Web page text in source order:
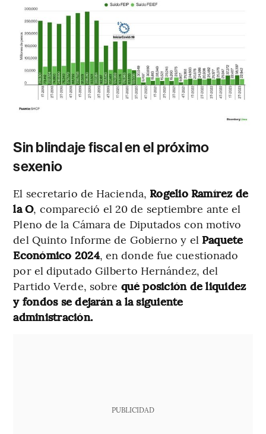
Sin blindaje fiscal en el próximo
sexenio
El secretario de Hacienda, Rogelio Ramírez de
la O, compareció el 20 de septiembre ante el
Pleno de la Cámara de Diputados con motivo
del Quinto Informe de Gobierno y el Paquete
Económico 2024, en donde fue cuestionado
por el diputado Gilberto Hernández, del
Partido Verde, sobre qué posición de liquidez
y fondos se dejarán a la siguiente
administración.
PUBLICIDAD